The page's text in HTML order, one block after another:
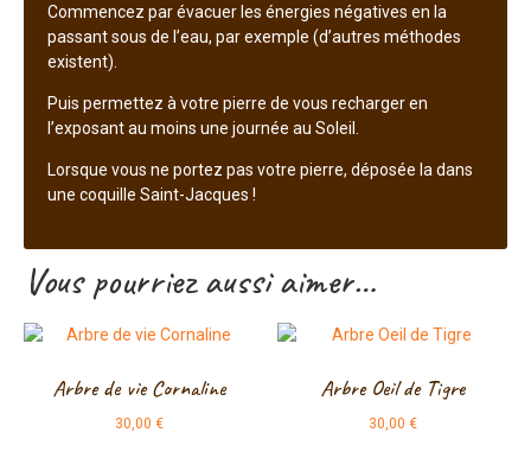
Commencez par évacuer les énergies négatives en la
passant sous de l’eau, par exemple (d’autres méthodes
existent).
Puis permettez à votre pierre de vous recharger en
l’exposant au moins une journée au Soleil.
Lorsque vous ne portez pas votre pierre, déposée la dans
une coquille Saint-Jacques !
Vous pourriez aussi aimer…
Arbre de vie Cornaline
30,00 €
Arbre Oeil de Tigre
30,00 €